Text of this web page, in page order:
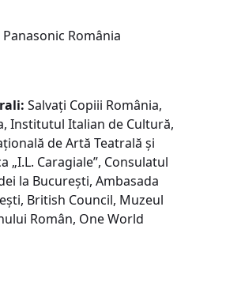
Panasonic România
Salvați Copiii România,
Institutul Italian de Cultură,
de Artă Teatrală și
„I.L. Caragiale”, Consulatul
la București, Ambasada
British Council, Muzeul
Român, One World